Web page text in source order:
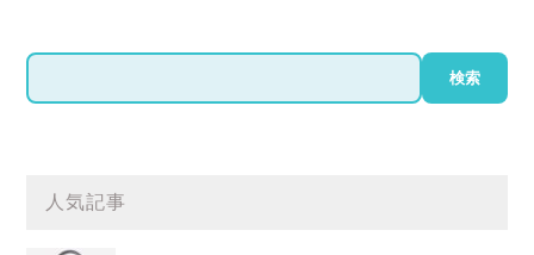
検
索
検索
人気記事